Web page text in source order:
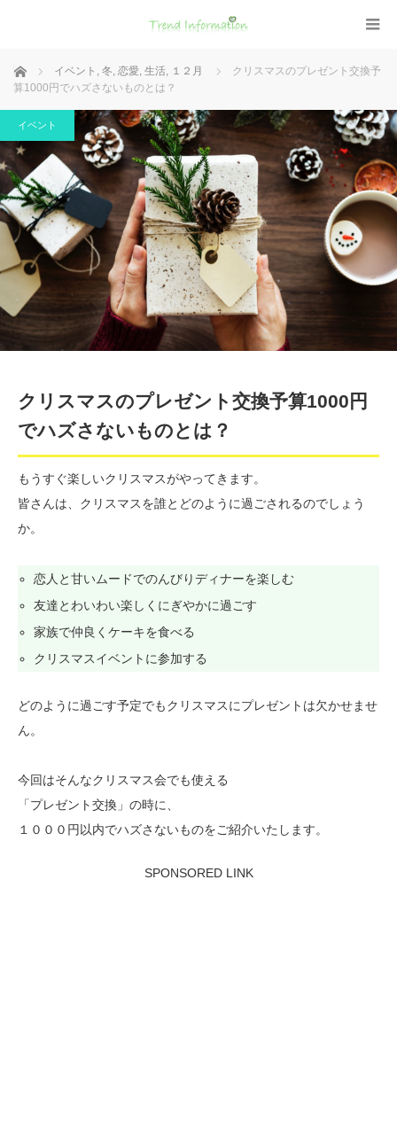
ホーム イベント , 冬, 恋愛, 生活, １２月
クリスマスのプレゼント交換予
算1000円でハズさないものとは？
イベント
クリスマスのプレゼント交換予算1000円
でハズさないものとは？
もうすぐ楽しいクリスマスがやってきます。
皆さんは、クリスマスを誰とどのように過ごされるのでしょう
か。
恋人と甘いムードでのんびりディナーを楽しむ
友達とわいわい楽しくにぎやかに過ごす
家族で仲良くケーキを食べる
クリスマスイベントに参加する
どのように過ごす予定でもクリスマスにプレゼントは欠かせませ
ん。
今回はそんなクリスマス会でも使える
「プレゼント交換」の時に、
１０００円以内でハズさないものをご紹介いたします。
SPONSORED LINK